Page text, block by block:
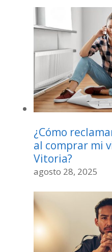
¿Cómo
al comprar mi
Vitoria?
agosto 28, 2025